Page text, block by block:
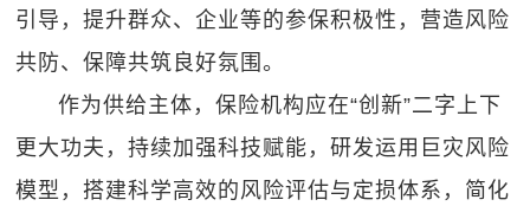
引导，提升群众、企业等的参保积极性，营造风险
共防、保障共筑良好氛围。
作为供给主体，保险机构应在“创新”二字上下
更大功夫，持续加强科技赋能，研发运用巨灾风险
模型，搭建科学高效的风险评估与定损体系，简化